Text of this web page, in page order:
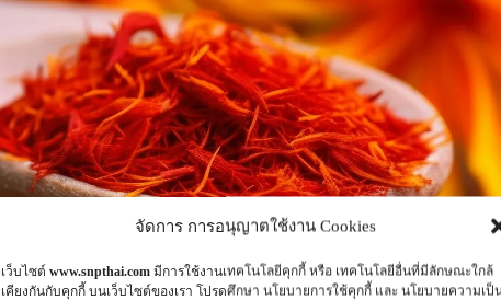
จัดการ การอนุญาตใช้งาน Cookies
เว็บไซต์ www.snpthai.com มีการใช้งานเทคโนโลยีคุกกี้ หรือ เทคโนโลยีอื่นที่มีลักษณะใกล้
เคียงกันกับคุกกี้ บนเว็บไซต์ของเรา โปรดศึกษา นโยบายการใช้คุกกี้ และ นโยบายความเป็